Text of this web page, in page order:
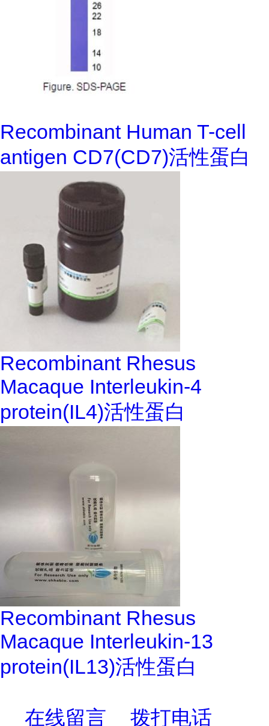
Recombinant Human T-cell
antigen CD7(CD7)活性蛋白
Recombinant Rhesus
Macaque Interleukin-4
protein(IL4)活性蛋白
Recombinant Rhesus
Macaque Interleukin-13
protein(IL13)活性蛋白
在线留言 拨打电话